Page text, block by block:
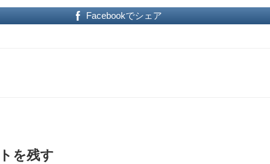
Facebookでシェア
を残す